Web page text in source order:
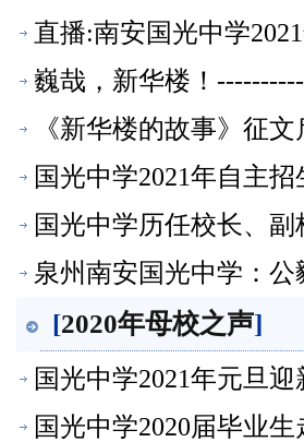
直播:南安国光中学
巍哉，新华楼！
《新华楼的故事》征
国光中学2021年自主
国光中学历任校长、
泉州南安国光中学：
[2020年母校之声]
国光中学2021年元旦
国光中学2020届毕业